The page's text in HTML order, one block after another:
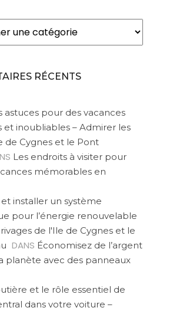
RÉCENTS
astuces pour des vacances
et inoubliables – Admirer les
de Cygnes et le Pont
Les endroits à visiter pour
mémorables en
installer un système
pour l’énergie renouvelable
de l'Ile de Cygnes et le
DANS Économisez de l’argent
planète avec des panneaux
et le rôle essentiel de
dans votre voiture –